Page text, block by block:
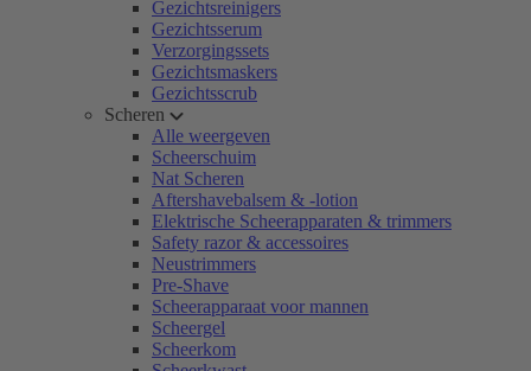
Gezichtsreinigers
Gezichtsserum
Verzorgingssets
Gezichtsmaskers
Gezichtsscrub
Scheren
Alle weergeven
Scheerschuim
Nat Scheren
Aftershavebalsem & -lotion
Elektrische Scheerapparaten & trimmers
Safety razor & accessoires
Neustrimmers
Pre-Shave
Scheerapparaat voor mannen
Scheergel
Scheerkom